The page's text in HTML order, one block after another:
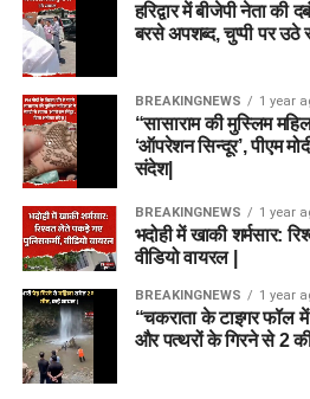
हरिद्वार में बीजेपी नेता
बरसे अपशब्द, चुप्पी पर उठे
BREAKINGNEWS 1 year
“सासाराम की मुस्लिम
‘ऑपरेशन सिन्दूर’, पीएम
संदेश|
BREAKINGNEWS 1 year
भदोही में खाकी शर्मसार:
वीडियो वायरल |
BREAKINGNEWS 1 year
“चकराता के टाइगर फॉल
और पत्थरों के गिरने से 2